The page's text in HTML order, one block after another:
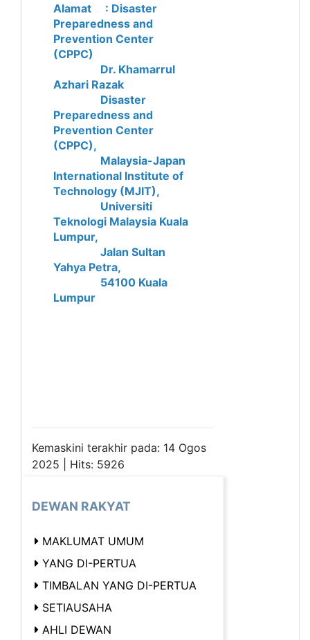
Alamat : Disaster
Preparedness and
Prevention Center
(CPPC)
Dr. Khamarrul
Azhari Razak
Disaster
Preparedness and
Prevention Center
(CPPC),
Malaysia-Japan
International Institute of
Technology (MJIT),
Universiti
Teknologi Malaysia Kuala
Lumpur,
Jalan Sultan
Yahya Petra,
54100 Kuala
Lumpur
Kemaskini terakhir pada: 14 Ogos
2025 | Hits: 5926
DEWAN RAKYAT
MAKLUMAT UMUM
YANG DI-PERTUA
TIMBALAN YANG DI-PERTUA
SETIAUSAHA
AHLI DEWAN